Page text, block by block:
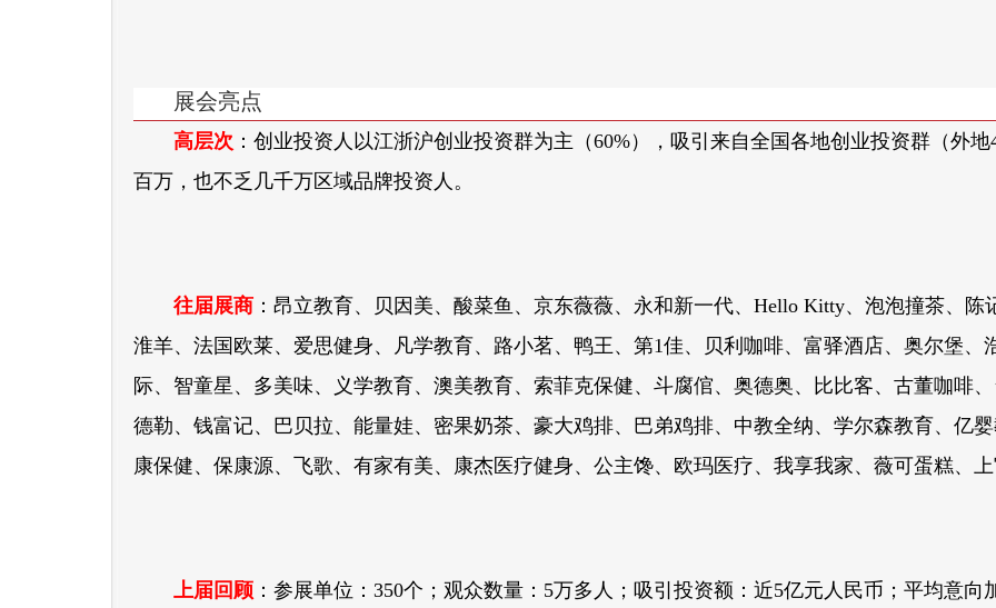
展会亮点
高层次 ：创业投资人以江浙沪创业投资群为主（60%），吸引来自全国各地创业投资群（外
百万，也不乏几千万区域品牌投资人。
往届展商：昂立教育、贝因美、酸菜鱼、京东薇薇、永和新一代、Hello Kitty、泡泡撞茶、陈
淮羊、法国欧莱、爱思健身、凡学教育、路小茗、鸭王、第1佳、贝利咖啡、富驿酒店、奥尔堡、
际、智童星、多美味、义学教育、澳美教育、索菲克保健、斗腐倌、奥德奥、比比客、古董咖啡
德勒、钱富记、巴贝拉、能量娃、密果奶茶、豪大鸡排、巴弟鸡排、中教全纳、学尔森教育、亿
康保健、保康源、飞歌、有家有美、康杰医疗健身、公主馋、欧玛医疗、我享我家、薇可蛋糕、
上届回顾：参展单位：350个；观众数量：5万多人；吸引投资额：近5亿元人民币；平均意向